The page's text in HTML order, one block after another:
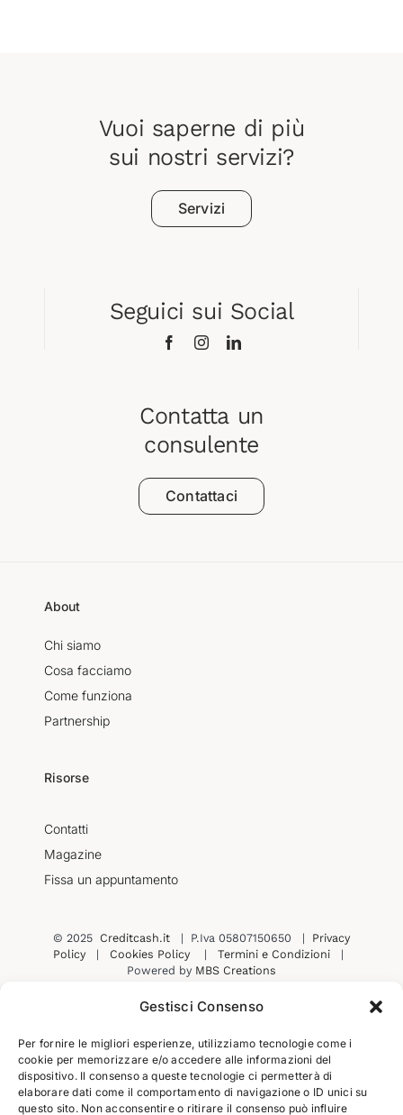
Gestisci Consenso
Per fornire le migliori esperienze, utilizziamo tecnologie come i
cookie per memorizzare e/o accedere alle informazioni del
dispositivo. Il consenso a queste tecnologie ci permetterà di
elaborare dati come il comportamento di navigazione o ID unici su
questo sito. Non acconsentire o ritirare il consenso può influire
Vuoi saperne di più
sui nostri servizi?
Servizi
Seguici sui Social
Contatta un
consulente
Contattaci
About
Chi siamo
Cosa facciamo
Come funziona
Partnership
Risorse
Contatti
Magazine
Fissa un appuntamento
© 2025 Creditcash.it | P.Iva 05807150650 | Privacy
Policy| Cookies Policy| Termini e Condizioni|
Powered by MBS Creations
Contatti Prenota una consulenza